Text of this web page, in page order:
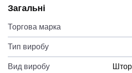
Загальні
Торгова марка
Тип виробу
Вид виробу